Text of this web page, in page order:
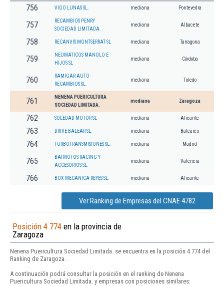
756 VIGO LUNAS SL. mediana Pontevedra
757
RECAMBIOS PENRY
SOCIEDAD LIMITADA.
mediana Albacete
758 RECANVIS MONTSERRAT SL mediana Tarragona
759
NEUMATICOS MANOLO E
HIJOS SL
mediana Córdoba
760
RAMIGAR AUTO-
RECAMBIOS SL.
mediana Toledo
761
NENENA PUERICULTURA
SOCIEDAD LIMITADA.
mediana Zaragoza
762 SOLEDAD MOTOR SL mediana Alicante
763 DRIVE BALEAR SL. mediana Baleares
764 TURBOTRANSMISIONES SL. mediana Madrid
765
BATMOTOS RACING Y
ACCESORIOS SL.
mediana Valencia
766 BOX MECANICA REYES SL. mediana Alicante
Ver Ranking de Empresas del CNAE 4782
Posición 4.774 en la provincia de
Zaragoza
Nenena Puericultura Sociedad Limitada. se encuentra en la posición 4.774 del
Ranking de Zaragoza.
A continuación podrá consultar la posición en el ranking de Nenena
Puericultura Sociedad Limitada. y empresas con posiciones similares: